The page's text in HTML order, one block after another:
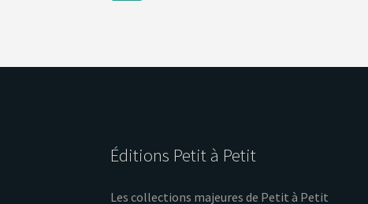
Éditions Petit à Petit
Les collections majeures de Petit à Petit